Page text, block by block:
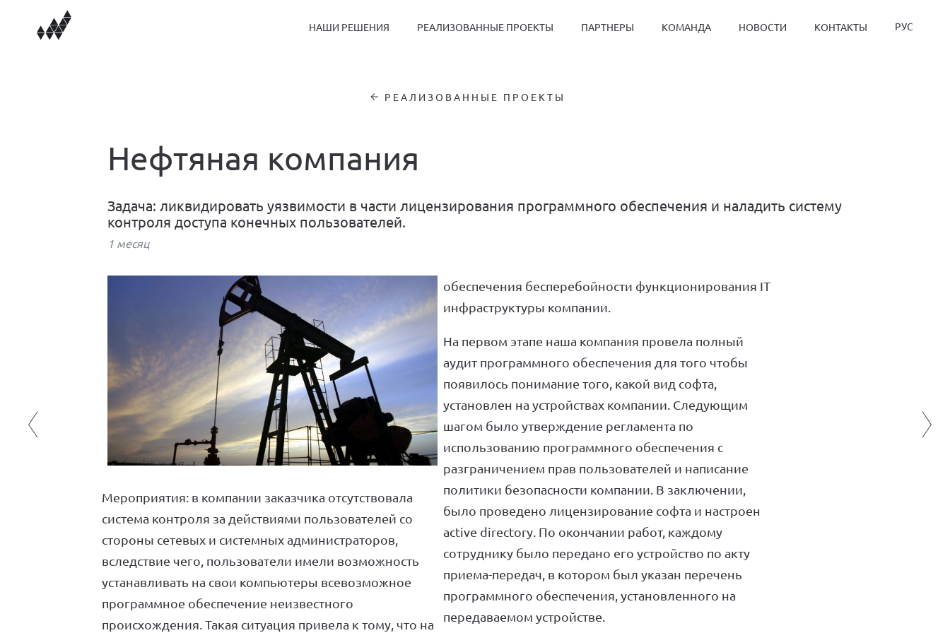
НАШИ РЕШЕНИЯ РЕАЛИЗОВАННЫЕ ПРОЕКТЫ ПАРТНЕРЫ КОМАНДА НОВОСТИ КОНТАКТЫ РУС
РЕАЛИЗОВАННЫЕ ПРОЕКТЫ
Нефтяная компания
Задача: ликвидировать уязвимости в части лицензирования программного обеспечения и наладить систему
контроля доступа конечных пользователей.
1 месяц
Мероприятия: в компании заказчика отсутствовала
система контроля за действиями пользователей со
стороны сетевых и системных администраторов,
вследствие чего, пользователи имели возможность
устанавливать на свои компьютеры всевозможное
программное обеспечение неизвестного
происхождения. Такая ситуация привела к тому, что на
обеспечения бесперебойности функционирования IT
инфраструктуры компании.
На первом этапе наша компания провела полный
аудит программного обеспечения для того чтобы
появилось понимание того, какой вид софта,
установлен на устройствах компании. Следующим
шагом было утверждение регламента по
использованию программного обеспечения с
разграничением прав пользователей и написание
политики безопасности компании. В заключении,
было проведено лицензирование софта и настроен
active directory. По окончании работ, каждому
сотруднику было передано его устройство по акту
приема-передач, в котором был указан перечень
программного обеспечения, установленного на
передаваемом устройстве.
НАШИ РЕШЕНИЯ
РЕАЛИЗОВАННЫЕ ПРОЕКТЫ
ПАРТНЕРЫ
КОМАНДА
НОВОСТИ
КОНТАКТЫ